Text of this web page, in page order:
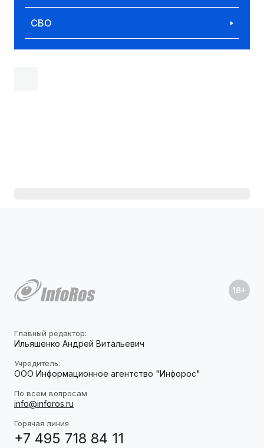
СВО
Главный редактор:
Ильяшенко Андрей Витальевич
Учредитель:
ООО Информационное агентство "Инфорос"
По всем вопросам
info@inforos.ru
Горячая линия
+7 495 718 84 11